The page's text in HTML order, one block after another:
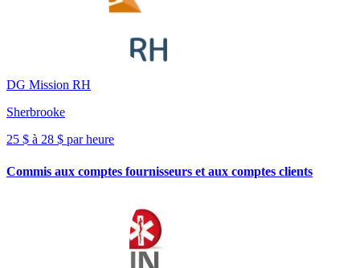
DG Mission RH
Sherbrooke
25 $ à 28 $ par heure
Commis aux comptes fournisseurs et aux comptes clients